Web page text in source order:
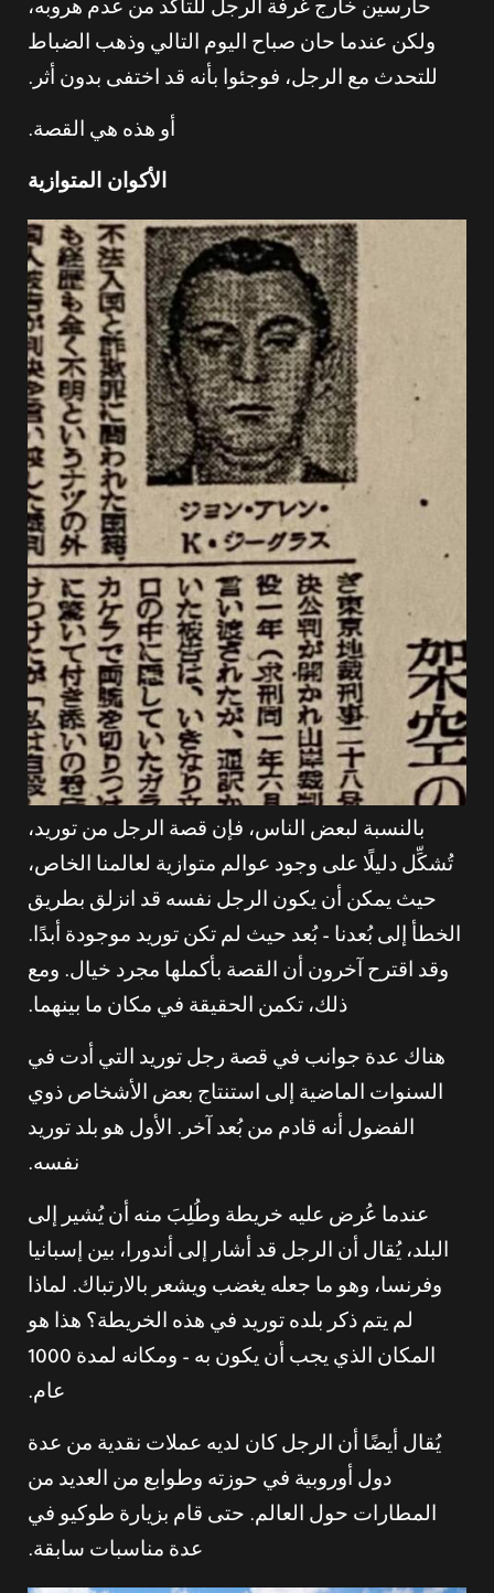
حارسين خارج غرفة الرجل للتأكد من عدم هروبه،
ولكن عندما حان صباح اليوم التالي وذهب الضباط
للتحدث مع الرجل، فوجئوا بأنه قد اختفى بدون أثر.
أو هذه هي القصة.
الأكوان المتوازية
بالنسبة لبعض الناس، فإن قصة الرجل من توريد،
تُشكِّل دليلًا على وجود عوالم متوازية لعالمنا الخاص،
حيث يمكن أن يكون الرجل نفسه قد انزلق بطريق
الخطأ إلى بُعدنا – بُعد حيث لم تكن توريد موجودة أبدًا.
وقد اقترح آخرون أن القصة بأكملها مجرد خيال. ومع
ذلك، تكمن الحقيقة في مكان ما بينهما.
هناك عدة جوانب في قصة رجل توريد التي أدت في
السنوات الماضية إلى استنتاج بعض الأشخاص ذوي
الفضول أنه قادم من بُعد آخر. الأول هو بلد توريد
نفسه.
عندما عُرض عليه خريطة وطُلِبَ منه أن يُشير إلى
البلد، يُقال أن الرجل قد أشار إلى أندورا، بين إسبانيا
وفرنسا، وهو ما جعله يغضب ويشعر بالارتباك. لماذا
لم يتم ذكر بلده توريد في هذه الخريطة؟ هذا هو
المكان الذي يجب أن يكون به – ومكانه لمدة 1000
عام.
يُقال أيضًا أن الرجل كان لديه عملات نقدية من عدة
دول أوروبية في حوزته وطوابع من العديد من
المطارات حول العالم. حتى قام بزيارة طوكيو في
عدة مناسبات سابقة.